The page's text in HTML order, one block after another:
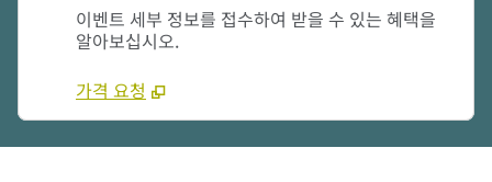
이벤트 세부 정보를 접수하여 받을 수 있는 혜택을
알아보십시오.
가격 요청